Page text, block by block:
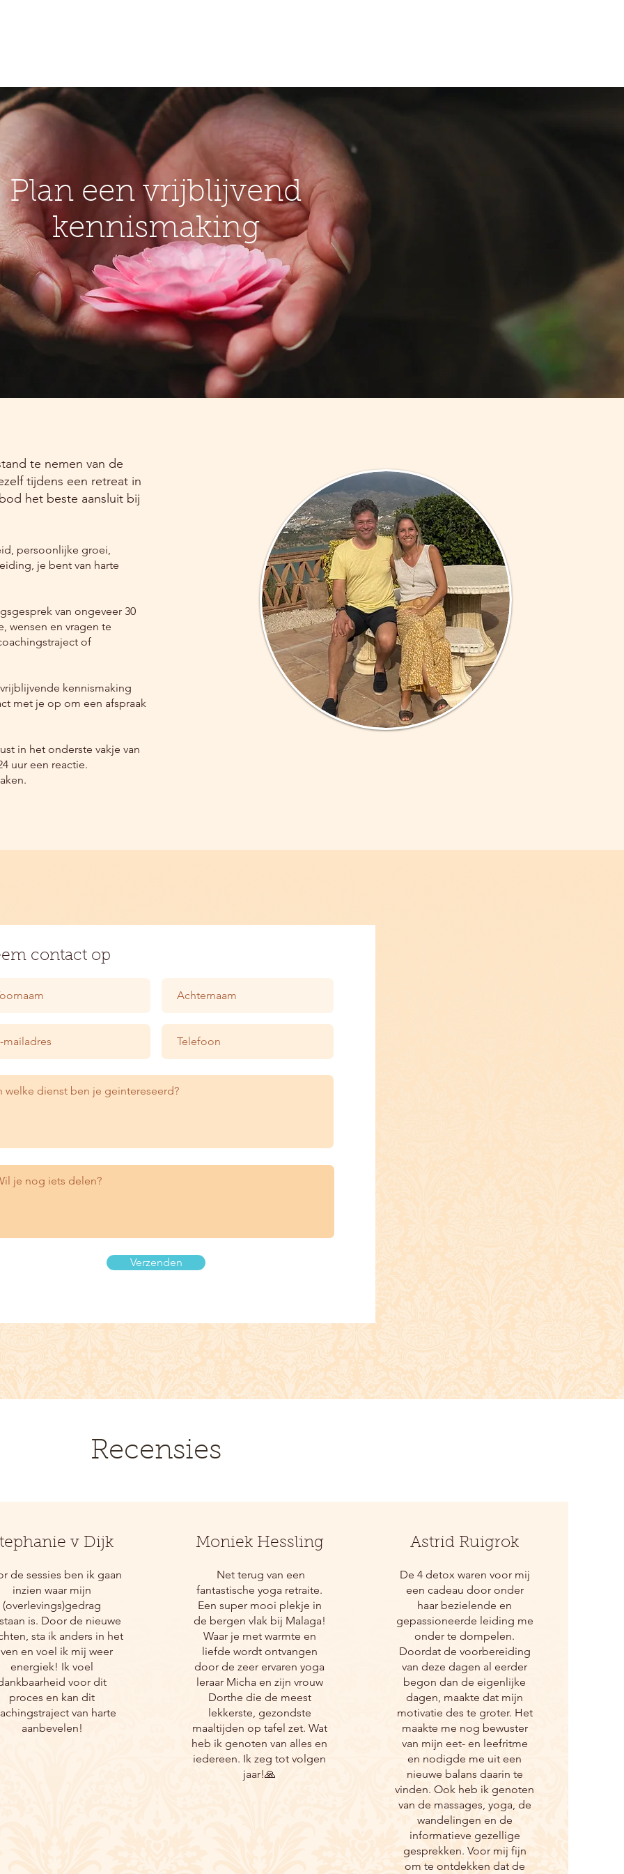
Plan een vrijblijvend
kennismaking
te nemen van de
tijdens een retreat in
het beste aansluit bij
persoonlijke groei,
je bent van harte
van ongeveer 30
wensen en vragen te
of
kennismaking
met je op om een afspraak
in het onderste vakje van
uur een reactie.
contact op
Verzenden
Recensies
v Dijk
de sessies ben ik gaan
inzien waar mijn
(overlevings)gedrag
is. Door de nieuwe
sta ik anders in het
en voel ik mij weer
energiek! Ik voel
voor dit
proces en kan dit
van harte
aanbevelen!
Moniek Hessling
Net terug van een
fantastische yoga retraite.
Een super mooi plekje in
de bergen vlak bij Malaga!
Waar je met warmte en
liefde wordt ontvangen
door de zeer ervaren yoga
leraar Micha en zijn vrouw
Dorthe die de meest
lekkerste, gezondste
maaltijden op tafel zet. Wat
heb ik genoten van alles en
iedereen. Ik zeg tot volgen
jaar!🙏
Astrid Ruigrok
De 4 detox waren voor mij
een cadeau door onder
haar bezielende en
gepassioneerde leiding me
onder te dompelen.
Doordat de voorbereiding
van deze dagen al eerder
begon dan de eigenlijke
dagen, maakte dat mijn
motivatie des te groter. Het
maakte me nog bewuster
van mijn eet- en leefritme
en nodigde me uit een
nieuwe balans daarin te
vinden. Ook heb ik genoten
van de massages, yoga, de
wandelingen en de
informatieve gezellige
gesprekken. Voor mij fijn
om te ontdekken dat de